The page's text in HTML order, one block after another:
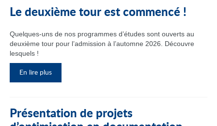
Le deuxième tour est commencé !
Quelques-uns de nos programmes d’études sont ouverts au
deuxième tour pour l’admission à l’automne 2026. Découvre
lesquels !
En lire plus
Présentation de projets